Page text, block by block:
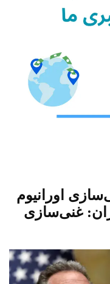
اورانیوم
غنی‌سازی